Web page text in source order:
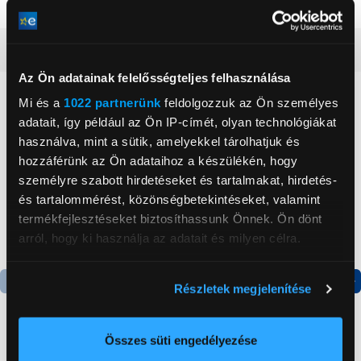
Az Ön adatainak felelősségteljes felhasználása
Mi és a 1022 partnerünk feldolgozzuk az Ön személyes
adatait, így például az Ön IP-címét, olyan technológiákat
használva, mint a sütik, amelyekkel tárolhatjuk és
hozzáférünk az Ön adataihoz a készülékén, hogy
személyre szabott hirdetéseket és tartalmakat, hirdetés-
és tartalommérést, közönségbetekintéseket, valamint
termékfejlesztéseket biztosíthassunk Önnek. Ön dönt
arról, hogy ki használja az adatait és milyen célra.
elhelyezkedéséről pár méteres pontossággal
Az Ön készülékén beazonosítása annak konkrét
Részletek megjelenítése
Összes süti engedélyezése
Neked ajánljuk